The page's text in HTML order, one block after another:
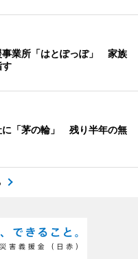
事業所「はとぽっぽ」 家族
す
に「茅の輪」 残り半年の無